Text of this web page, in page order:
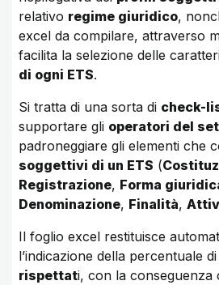
relativo regime giuridico,
excel da compilare, attraverso
facilita la selezione delle
di ogni ETS.
Si tratta di una sorta di check-
supportare gli operatori del
padroneggiare gli elementi che
soggettivi di un ETS (
Registrazione, Forma
Denominazione, Finalità,
Il foglio excel restituisce
l’indicazione della percentuale di
rispettati, con la conseguenza